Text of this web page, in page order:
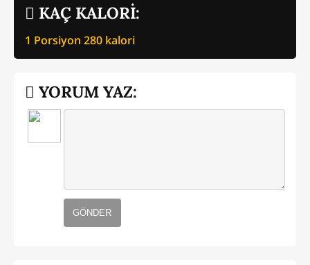
KAÇ KALORİ:
1 Porsiyon 280 kalori
YORUM YAZ:
GÖNDER